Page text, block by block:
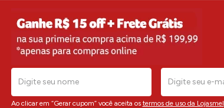
Ao clicar em “Gerar cupom” você aceita os termos de uso da Lojasmel